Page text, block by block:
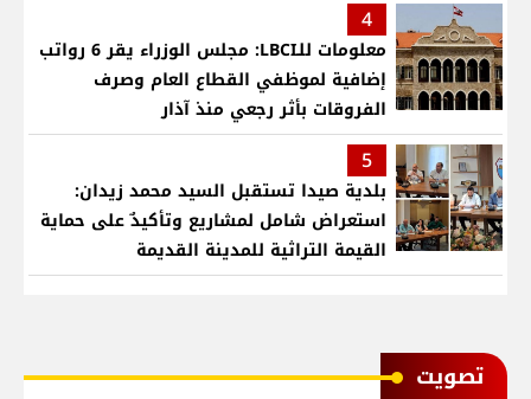
4
معلومات للـLBCI: مجلس الوزراء يقر 6 رواتب
إضافية لموظفي القطاع العام وصرف
الفروقات بأثر رجعي منذ آذار
5
بلدية صيدا تستقبل السيد محمد زيدان:
استعراض شامل لمشاريع وتأكيدٌ على حماية
القيمة التراثية للمدينة القديمة
ﺗﺼﻮﻳﺖ